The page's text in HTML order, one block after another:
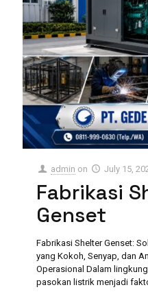
admin on July 15,
Fabrikasi
Genset
Fabrikasi Shelter Genset:
yang Kokoh, Senyap, dan
Operasional Dalam
pasokan listrik menjadi